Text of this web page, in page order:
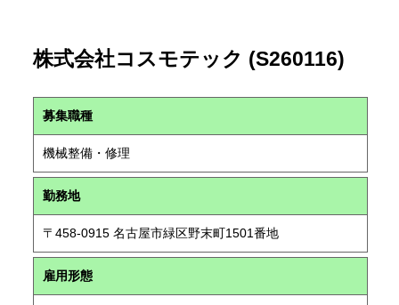
株式会社コスモテック (S260116)
募集職種
機械整備・修理
勤務地
〒458-0915 名古屋市緑区野末町1501番地
雇用形態